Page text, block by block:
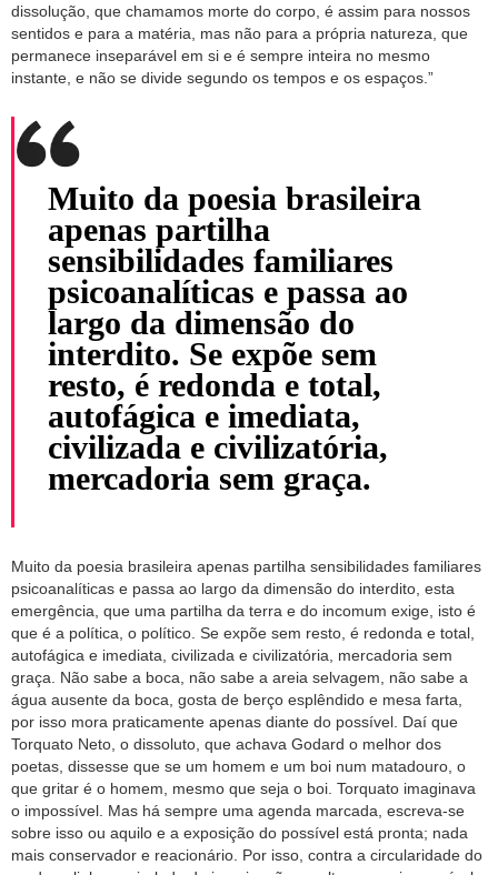
dissolução, que chamamos morte do corpo, é assim para nossos
sentidos e para a matéria, mas não para a própria natureza, que
permanece inseparável em si e é sempre inteira no mesmo
instante, e não se divide segundo os tempos e os espaços.”
Muito da poesia brasileira
apenas partilha
sensibilidades familiares
psicoanalíticas e passa ao
largo da dimensão do
interdito. Se expõe sem
resto, é redonda e total,
autofágica e imediata,
civilizada e civilizatória,
mercadoria sem graça.
Muito da poesia brasileira apenas partilha sensibilidades familiares
psicoanalíticas e passa ao largo da dimensão do interdito, esta
emergência, que uma partilha da terra e do incomum exige, isto é
que é a política, o político. Se expõe sem resto, é redonda e total,
autofágica e imediata, civilizada e civilizatória, mercadoria sem
graça. Não sabe a boca, não sabe a areia selvagem, não sabe a
água ausente da boca, gosta de berço esplêndido e mesa farta,
por isso mora praticamente apenas diante do possível. Daí que
Torquato Neto, o dissoluto, que achava Godard o melhor dos
poetas, dissesse que se um homem e um boi num matadouro, o
que gritar é o homem, mesmo que seja o boi. Torquato imaginava
o impossível. Mas há sempre uma agenda marcada, escreva-se
sobre isso ou aquilo e a exposição do possível está pronta; nada
mais conservador e reacionário. Por isso, contra a circularidade do